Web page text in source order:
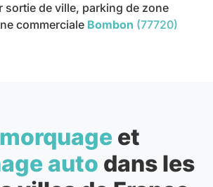
sortie de ville, parking de zone
commerciale Bombon (77720)
et
auto dans les